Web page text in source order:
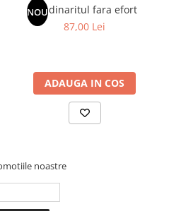
NOU
Gradinaritul fara efort
87,00 Lei
ADAUGA IN COS
noastre